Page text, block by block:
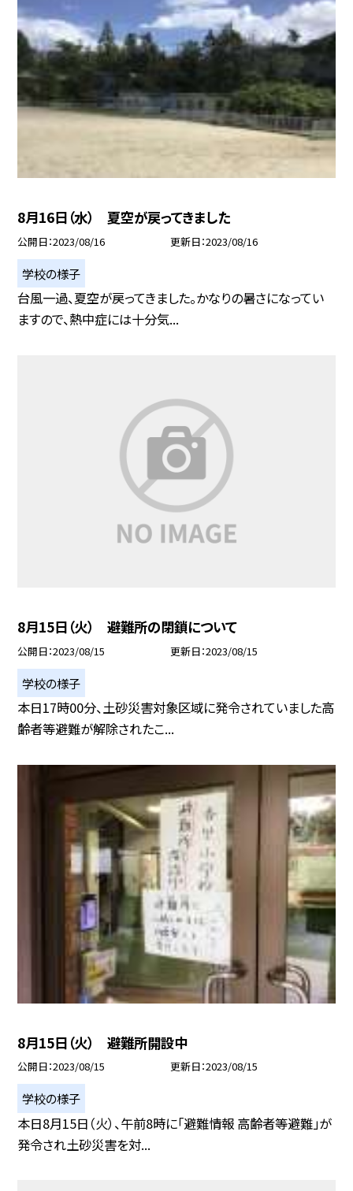
8月16日（水） 夏空が戻ってきました
公開日 2023/08/16 更新日 2023/08/16
学校の様子
台風一過、夏空が戻ってきました。かなりの暑さになってい
ますので、熱中症には十分気...
8月15日（火） 避難所の閉鎖について
公開日 2023/08/15 更新日 2023/08/15
学校の様子
本日17時00分、土砂災害対象区域に発令されていました高
齢者等避難が解除されたこ...
8月15日（火） 避難所開設中
公開日 2023/08/15 更新日 2023/08/15
学校の様子
本日8月15日（火）、午前8時に「避難情報 高齢者等避難」が
発令され土砂災害を対...